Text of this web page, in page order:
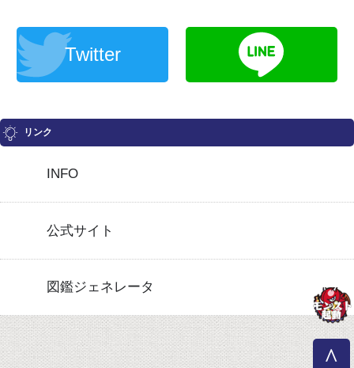
Twitter
リンク
INFO
公式サイト
図鑑ジェネレータ